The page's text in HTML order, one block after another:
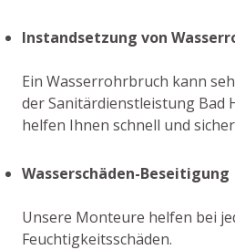
Instandsetzung von
Ein Wasserrohrbruch kann
der Sanitärdienstleistung Bad
helfen Ihnen schnell und
Wasserschäden-Beseitigung
Unsere Monteure helfen bei
Feuchtigkeitsschäden.